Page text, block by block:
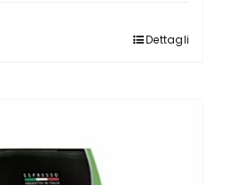
Dettagli